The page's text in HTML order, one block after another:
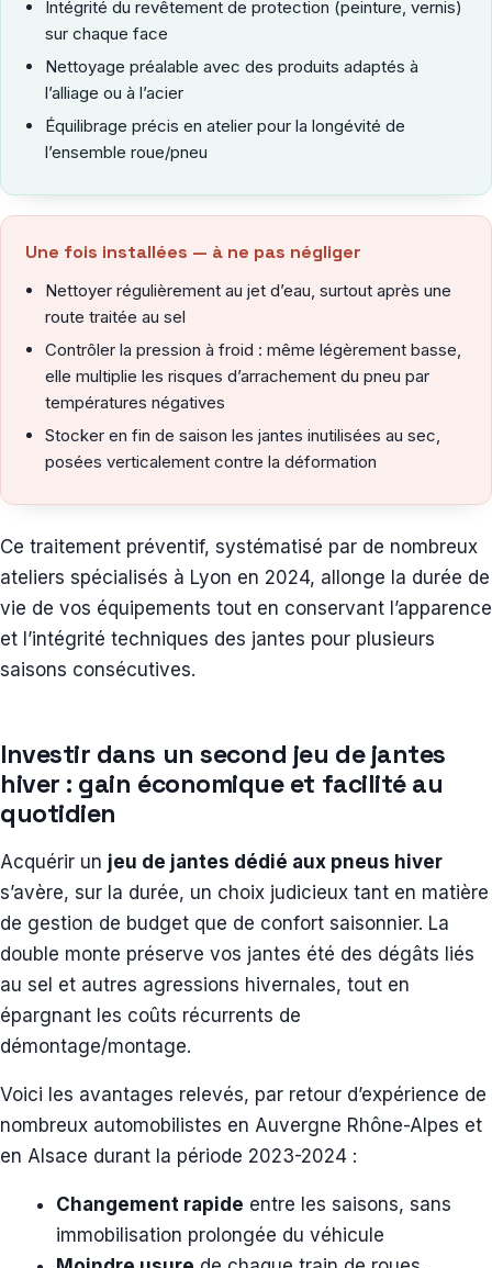
Intégrité du revêtement de protection (peinture, vernis)
sur chaque face
Nettoyage préalable avec des produits adaptés à
l’alliage ou à l’acier
Équilibrage précis en atelier pour la longévité de
l’ensemble roue/pneu
Une fois installées — à ne pas négliger
Nettoyer régulièrement au jet d’eau, surtout après une
route traitée au sel
Contrôler la pression à froid : même légèrement basse,
elle multiplie les risques d’arrachement du pneu par
températures négatives
Stocker en fin de saison les jantes inutilisées au sec,
posées verticalement contre la déformation
Ce traitement préventif, systématisé par de nombreux
ateliers spécialisés à Lyon en 2024, allonge la durée de
vie de vos équipements tout en conservant l’apparence
et l’intégrité techniques des jantes pour plusieurs
saisons consécutives.
Investir dans un second jeu de jantes
hiver : gain économique et facilité au
quotidien
Acquérir un jeu de jantes dédié aux pneus hiver
s’avère, sur la durée, un choix judicieux tant en matière
de gestion de budget que de confort saisonnier. La
double monte préserve vos jantes été des dégâts liés
au sel et autres agressions hivernales, tout en
épargnant les coûts récurrents de
démontage/montage.
Voici les avantages relevés, par retour d’expérience de
nombreux automobilistes en Auvergne Rhône-Alpes et
en Alsace durant la période 2023-2024 :
Changement rapide entre les saisons, sans
immobilisation prolongée du véhicule